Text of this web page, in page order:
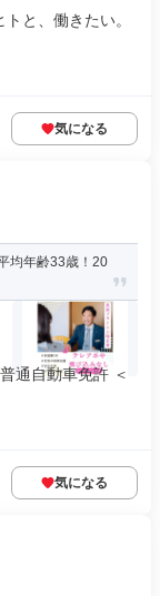
と、働きたい。
気になる
均年齢33歳！20
通自動車免許 ＜
気になる